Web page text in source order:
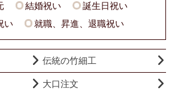
結婚祝い
誕生日祝い
い 就職、昇進、退職祝い
伝統の竹細工
大口注文